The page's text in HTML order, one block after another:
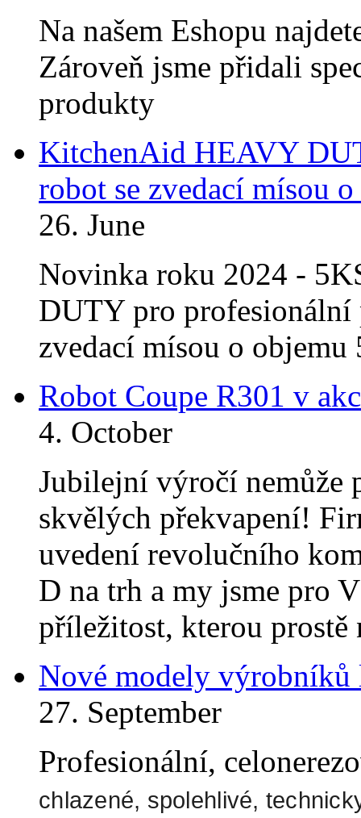
Na našem Eshopu
Zároveň jsme přidali
produkty
KitchenAid HEAVY
robot se zvedací mísou
26. June
Novinka roku 2024 -
DUTY pro
zvedací mísou o objemu
Robot Coupe R301 v
4. October
Jubilejní výročí nemůže
skvělých překvapení!
uvedení revolučního
D na trh a my jsme pro
příležitost, kterou prostě
Nové modely výrobníků
27. September
Profesionální,
chlazené, spolehlivé,